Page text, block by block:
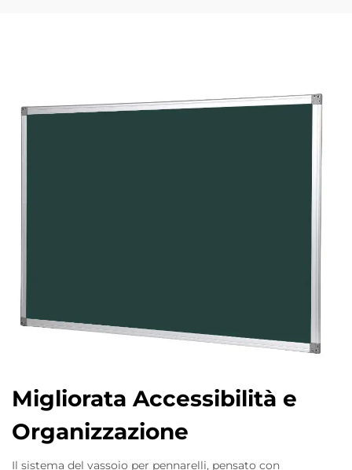
Migliorata Accessibilità e
Organizzazione
Il sistema del vassoio per pennarelli, pensato con